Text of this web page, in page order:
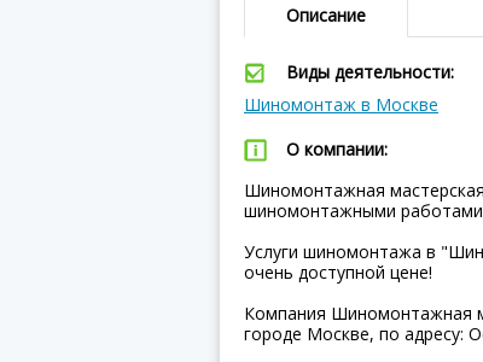
Описание
Виды деятельности:
Шиномонтаж в Москве
О компании:
Шиномонтажная
шиномонтажными
Услуги шиномонтажа в
очень доступной цене!
Компания Шиномонтажная
городе Москве, по адресу: